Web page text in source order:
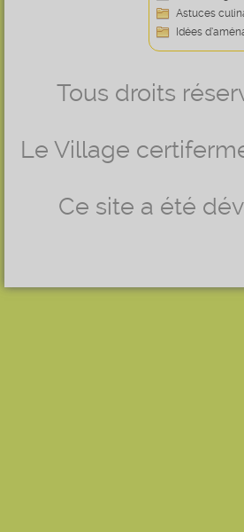
Astuces
Idées
Tous droits
Le Village
Ce site a été